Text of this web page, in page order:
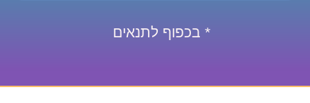
* בכפוף לתנאים